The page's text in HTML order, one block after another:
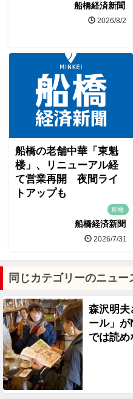
船橋経済新聞
2026/8/2
船橋の老舗中華「東魁
楼」、リニューアル経
て営業再開 夜間ライ
トアップも
船橋
船橋経済新聞
2026/7/31
同じカテゴリーのニュー
森沢明夫
ール」
では読め